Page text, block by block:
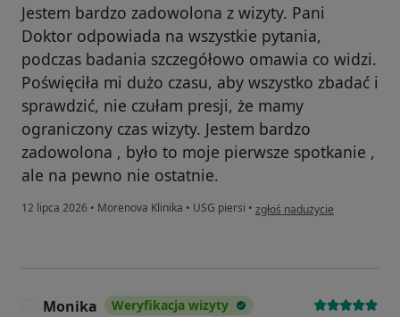
Jestem bardzo zadowolona z wizyty. Pani
Doktor odpowiada na wszystkie pytania,
podczas badania szczegółowo omawia co widzi.
Poświęciła mi dużo czasu, aby wszystko zbadać i
sprawdzić, nie czułam presji, że mamy
ograniczony czas wizyty. Jestem bardzo
zadowolona , było to moje pierwsze spotkanie ,
ale na pewno nie ostatnie.
12 lipca 2026 • Morenova Klinika • USG piersi • w opinii użytkownika AG
zgłoś nadużycie
Monika Weryfikacja wizyty